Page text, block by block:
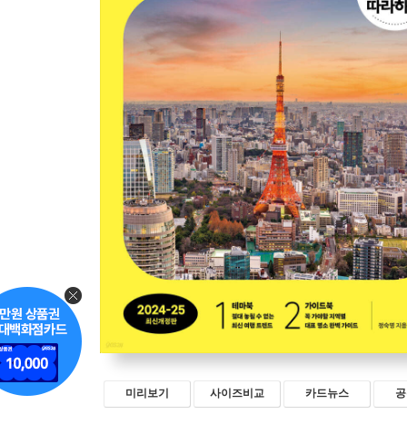
미리보기 사이즈비교 카드뉴스